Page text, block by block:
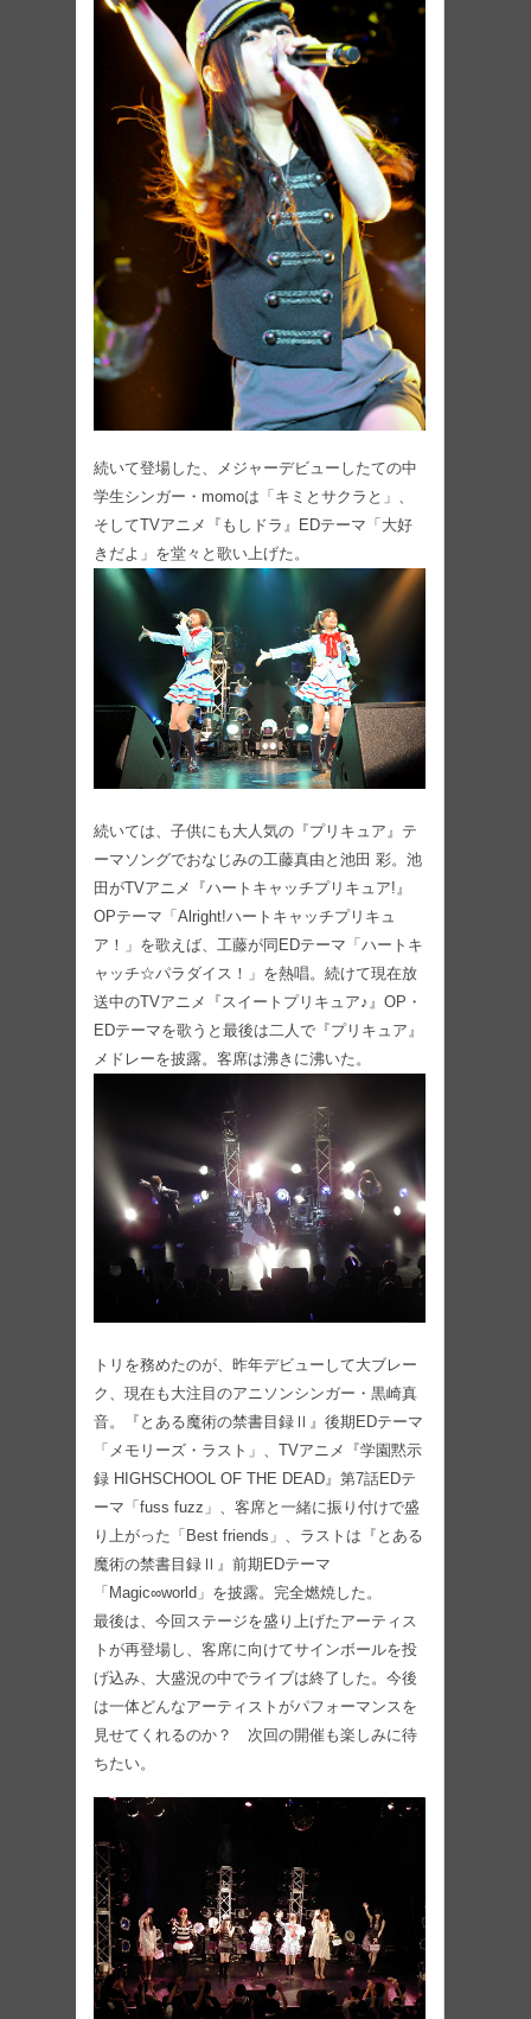
続いて登場した、メジャーデビューしたての中
学生シンガー・momoは「キミとサクラと」、
そしてTVアニメ『もしドラ』EDテーマ「大好
きだよ」を堂々と歌い上げた。
続いては、子供にも大人気の『プリキュア』テ
ーマソングでおなじみの工藤真由と池田 彩。池
田がTVアニメ『ハートキャッチプリキュア!』
OPテーマ「Alright!ハートキャッチプリキュ
ア！」を歌えば、工藤が同EDテーマ「ハートキ
ャッチ☆パラダイス！」を熱唱。続けて現在放
送中のTVアニメ『スイートプリキュア♪』OP・
EDテーマを歌うと最後は二人で『プリキュア』
メドレーを披露。客席は沸きに沸いた。
トリを務めたのが、昨年デビューして大ブレー
ク、現在も大注目のアニソンシンガー・黒崎真
音。『とある魔術の禁書目録Ⅱ』後期EDテーマ
「メモリーズ・ラスト」、TVアニメ『学園黙示
録 HIGHSCHOOL OF THE DEAD』第7話EDテ
ーマ「fuss fuzz」、客席と一緒に振り付けで盛
り上がった「Best friends」、ラストは『とある
魔術の禁書目録Ⅱ』前期EDテーマ
「Magic∞world」を披露。完全燃焼した。
最後は、今回ステージを盛り上げたアーティス
トが再登場し、客席に向けてサインボールを投
げ込み、大盛況の中でライブは終了した。今後
は一体どんなアーティストがパフォーマンスを
見せてくれるのか？ 次回の開催も楽しみに待
ちたい。